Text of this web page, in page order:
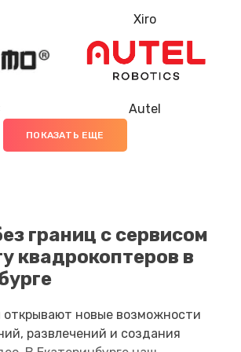
1200 руб.
Замена лопасти
1500 руб.
Заказать
1600 руб.
Xiro
Autel
ПОКАЗАТЬ ЕЩЕ
границ с сервисом
квадрокоптеров в
открывают новые возможности
развлечений и создания